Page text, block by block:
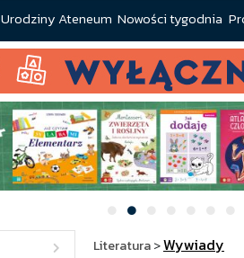
Urodziny Ateneum Nowości tygodnia
Literatura>Wywiady